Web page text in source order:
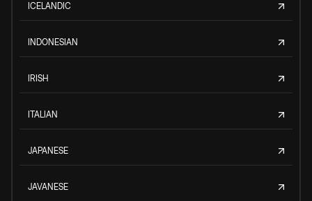
ICELANDIC
INDONESIAN
IRISH
ITALIAN
JAPANESE
JAVANESE